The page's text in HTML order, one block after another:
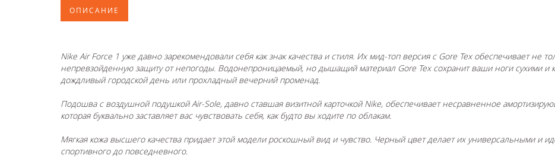
ОПИСАНИЕ
Nike Air Force 1 уже давно зарекомендовали себя как знак качества и стиля. Их мид-топ версия с Gore Tex обеспечивает не
непревзойденную защиту от непогоды. Водонепроницаемый, но дышащий материал Gore Tex сохранит ваши ноги сухими и
дождливый городской день или прохладный вечерний променад.
Подошва с воздушной подушкой Air-Sole, давно ставшая визитной карточкой Nike, обеспечивает несравненное
которая буквально заставляет вас чувствовать себя, как будто вы ходите по облакам.
Мягкая кожа высшего качества придает этой модели роскошный вид и чувство. Черный цвет делает их универсальными и
спортивного до повседневного.